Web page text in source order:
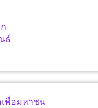
ธ์
พื่อมหาชน